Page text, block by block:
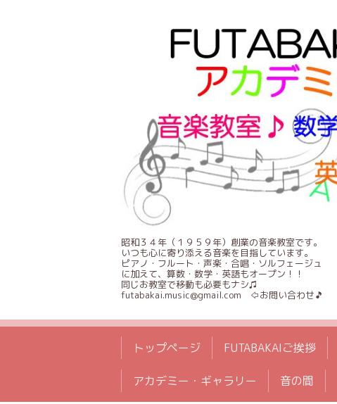
昭和３４年（１９５９年）創業の音楽教室です。
いつも心に寄り添える音楽を目指しています。
ピアノ・フルート・声楽・合唱・ソルフェージュ
に加えて、算数・数学・英語もオープン！！
同じお教室で移動も必要もナシ♫
futabakai.music@gmail.com ⇦お問い合わせ🎵
トップページ FUTABAKAIご挨拶
アカデミー・ギャラリー 音の間